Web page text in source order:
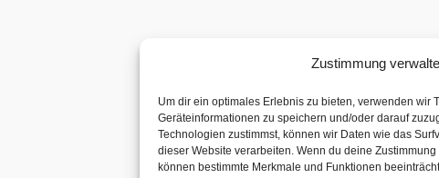
Zustimmung
Um dir ein optimales Erlebnis zu bieten, verwenden wir
Geräteinformationen zu speichern und/oder darauf
Technologien zustimmst, können wir Daten wie das
dieser Website verarbeiten. Wenn du deine
können bestimmte Merkmale und Funktionen